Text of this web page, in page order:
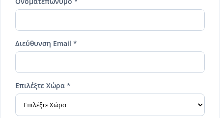
Διεύθυνση Email *
Επιλέξτε Χώρα *